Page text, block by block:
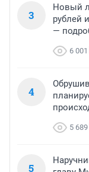
3
Новый
рублей
—
6 001
4
5 689
5